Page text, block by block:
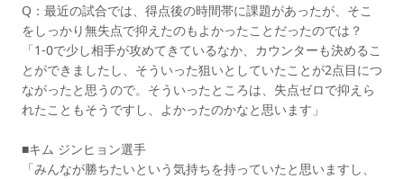
Q：最近の試合では、得点後の時間帯に課題があったが、そこ
をしっかり無失点で抑えたのもよかったことだったのでは？
「1-0で少し相手が攻めてきているなか、カウンターも決めるこ
とができましたし、そういった狙いとしていたことが2点目につ
ながったと思うので。そういったところは、失点ゼロで抑えら
れたこともそうですし、よかったのかなと思います」
■キム ジンヒョン選手
「みんなが勝ちたいという気持ちを持っていたと思いますし、